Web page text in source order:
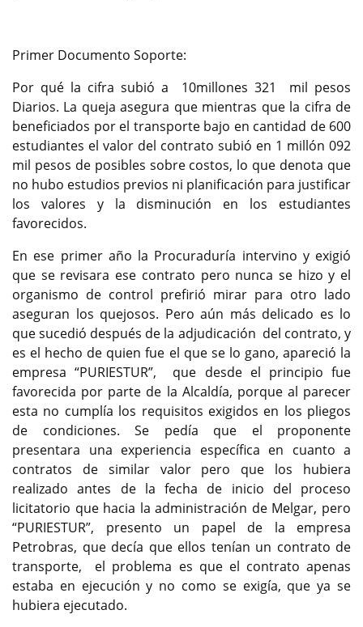
Primer Documento Soporte:
Por qué la cifra subió a 10millones 321 mil pesos
Diarios. La queja asegura que mientras que la cifra de
beneficiados por el transporte bajo en cantidad de 600
estudiantes el valor del contrato subió en 1 millón 092
mil pesos de posibles sobre costos, lo que denota que
no hubo estudios previos ni planificación para justificar
los valores y la disminución en los estudiantes
favorecidos.
En ese primer año la Procuraduría intervino y exigió
que se revisara ese contrato pero nunca se hizo y el
organismo de control prefirió mirar para otro lado
aseguran los quejosos. Pero aún más delicado es lo
que sucedió después de la adjudicación del contrato, y
es el hecho de quien fue el que se lo gano, apareció la
empresa “PURIESTUR”, que desde el principio fue
favorecida por parte de la Alcaldía, porque al parecer
esta no cumplía los requisitos exigidos en los pliegos
de condiciones. Se pedía que el proponente
presentara una experiencia específica en cuanto a
contratos de similar valor pero que los hubiera
realizado antes de la fecha de inicio del proceso
licitatorio que hacia la administración de Melgar, pero
“PURIESTUR”, presento un papel de la empresa
Petrobras, que decía que ellos tenían un contrato de
transporte, el problema es que el contrato apenas
estaba en ejecución y no como se exigía, que ya se
hubiera ejecutado.